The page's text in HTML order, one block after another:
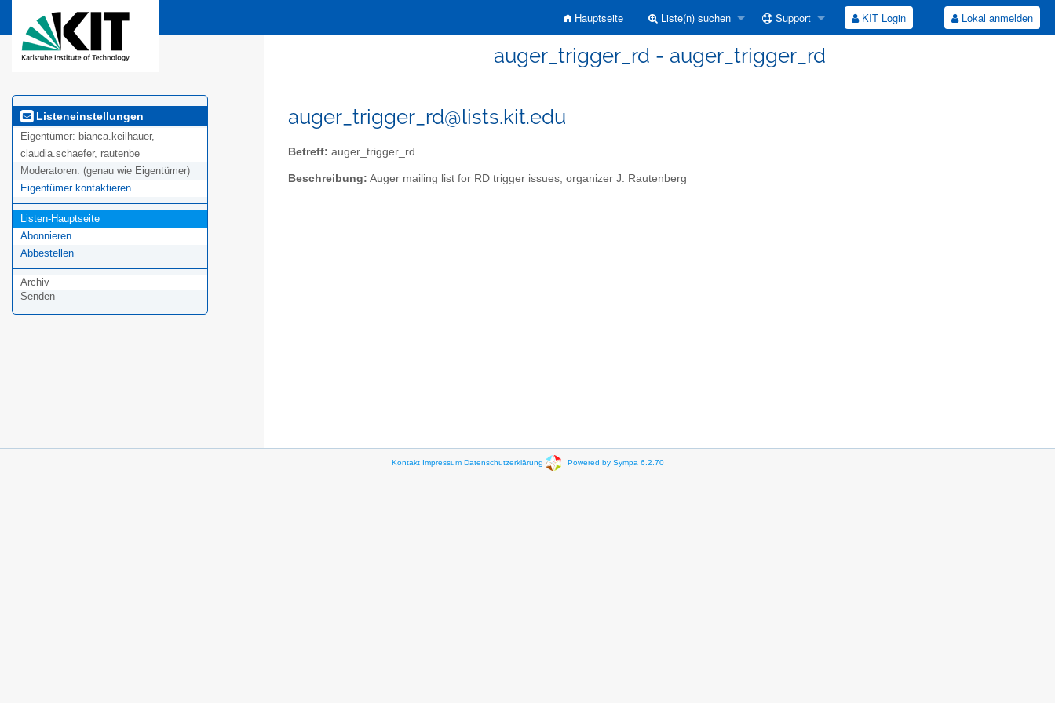
Hauptseite Liste(n) suchen Support KIT Login Lokal anmelden
auger_trigger_rd - auger_trigger_rd
Listeneinstellungen
Eigentümer: bianca.keilhauer,
claudia.schaefer, rautenbe
Moderatoren: (genau wie Eigentümer)
Eigentümer kontaktieren
Listen-Hauptseite
Abonnieren
Abbestellen
Archiv
Senden
auger_trigger_rd@lists.kit.edu
Betreff: auger_trigger_rd
Beschreibung: Auger mailing list for RD trigger issues, organizer J. Rautenberg
Kontakt Impressum Datenschutzerklärung Powered by Sympa 6.2.70